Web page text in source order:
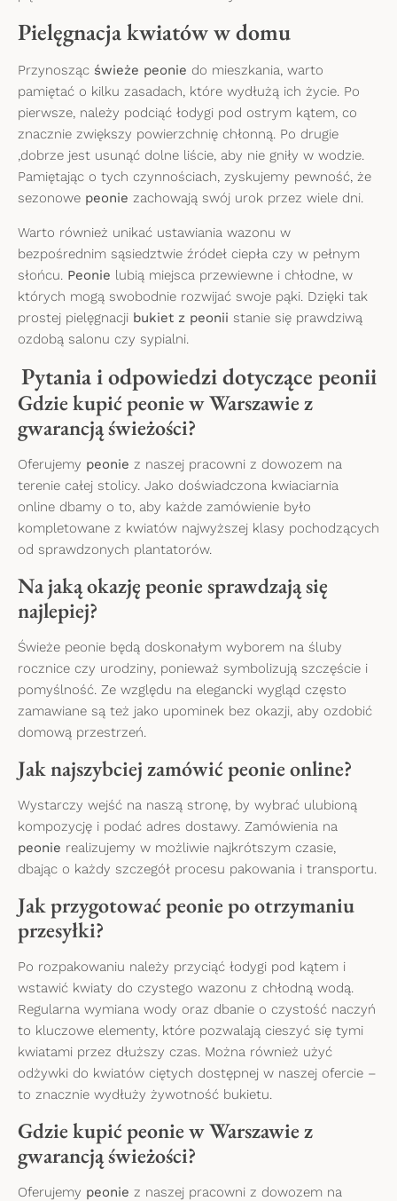
Pielęgnacja kwiatów w domu
Przynosząc świeże peonie do mieszkania, warto
pamiętać o kilku zasadach, które wydłużą ich życie. Po
pierwsze, należy podciąć łodygi pod ostrym kątem, co
znacznie zwiększy powierzchnię chłonną. Po drugie
,dobrze jest usunąć dolne liście, aby nie gniły w wodzie.
Pamiętając o tych czynnościach, zyskujemy pewność, że
sezonowe peonie zachowają swój urok przez wiele dni.
Warto również unikać ustawiania wazonu w
bezpośrednim sąsiedztwie źródeł ciepła czy w pełnym
słońcu. Peonie lubią miejsca przewiewne i chłodne, w
których mogą swobodnie rozwijać swoje pąki. Dzięki tak
prostej pielęgnacji bukiet z peonii stanie się prawdziwą
ozdobą salonu czy sypialni.
Pytania i odpowiedzi dotyczące peonii
Gdzie kupić peonie w Warszawie z
gwarancją świeżości?
Oferujemy peonie z naszej pracowni z dowozem na
terenie całej stolicy. Jako doświadczona kwiaciarnia
online dbamy o to, aby każde zamówienie było
kompletowane z kwiatów najwyższej klasy pochodzących
od sprawdzonych plantatorów.
Na jaką okazję peonie sprawdzają się
najlepiej?
Świeże peonie będą doskonałym wyborem na śluby
rocznice czy urodziny, ponieważ symbolizują szczęście i
pomyślność. Ze względu na elegancki wygląd często
zamawiane są też jako upominek bez okazji, aby ozdobić
domową przestrzeń.
Jak najszybciej zamówić peonie online?
Wystarczy wejść na naszą stronę, by wybrać ulubioną
kompozycję i podać adres dostawy. Zamówienia na
peonie realizujemy w możliwie najkrótszym czasie,
dbając o każdy szczegół procesu pakowania i transportu.
Jak przygotować peonie po otrzymaniu
przesyłki?
Po rozpakowaniu należy przyciąć łodygi pod kątem i
wstawić kwiaty do czystego wazonu z chłodną wodą.
Regularna wymiana wody oraz dbanie o czystość naczyń
to kluczowe elementy, które pozwalają cieszyć się tymi
kwiatami przez dłuższy czas. Można również użyć
odżywki do kwiatów ciętych dostępnej w naszej ofercie –
to znacznie wydłuży żywotność bukietu.
Gdzie kupić peonie w Warszawie z
gwarancją świeżości?
Oferujemy peonie z naszej pracowni z dowozem na